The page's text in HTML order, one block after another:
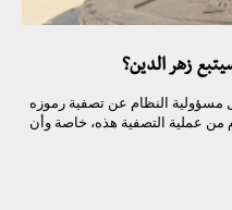
زهر الدين؟
مسؤولية النظام عن تصفية رموزه
من عملية التصفية هذه، خاصة وأن